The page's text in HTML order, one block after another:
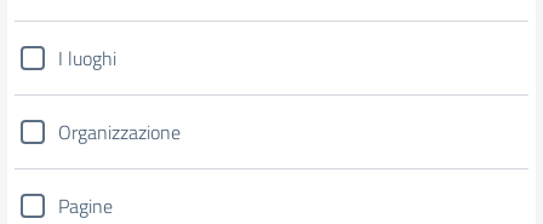
I luoghi
Organizzazione
Pagine